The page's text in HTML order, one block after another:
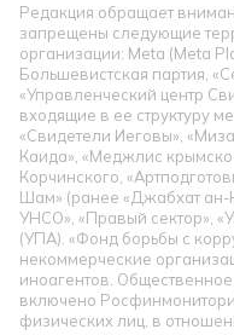
Редакция обращает
запрещены следующие
организации: Meta (Meta
Большевистская партия,
«Управленческий центр
входящие в ее структуру
«Свидетели Иеговы»,
Каида», «Меджлис
Корчинского,
Шам» (ранее «Джабхат ан-
УНСО», «Правый сектор»,
(УПА). «Фонд борьбы с
некоммерческие
иноагентов.
включено
физических лиц, в